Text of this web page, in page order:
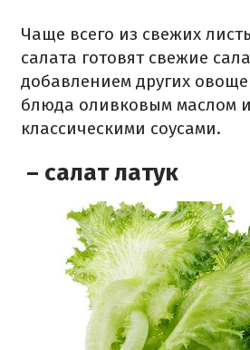
Чаще всего из свежих
салата готовят свежие
добавлением других
блюда оливковым маслом
классическими соусами.
– салат латук